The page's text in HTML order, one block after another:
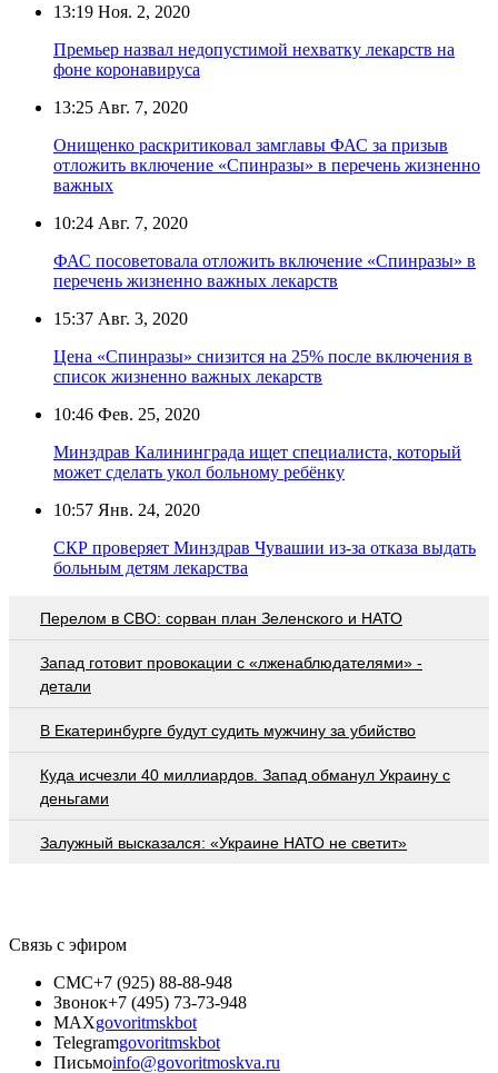
13:19 Ноя. 2, 2020
Премьер назвал недопустимой нехватку лекарств на
фоне коронавируса
13:25 Авг. 7, 2020
Онищенко раскритиковал замглавы ФАС за призыв
отложить включение «Спинразы» в перечень жизненно
важных
10:24 Авг. 7, 2020
ФАС посоветовала отложить включение «Спинразы» в
перечень жизненно важных лекарств
15:37 Авг. 3, 2020
Цена «Спинразы» снизится на 25% после включения в
список жизненно важных лекарств
10:46 Фев. 25, 2020
Минздрав Калининграда ищет специалиста, который
может сделать укол больному ребёнку
10:57 Янв. 24, 2020
СКР проверяет Минздрав Чувашии из-за отказа выдать
больным детям лекарства
Перелом в СВО: сорван план Зеленского и НАТО
Запад готовит провокации с «лженаблюдателями» -
детали
В Екатеринбурге будут судить мужчину за убийство
Куда исчезли 40 миллиардов. Запад обманул Украину с
деньгами
Залужный высказался: «Украине НАТО не светит»
Связь с эфиром
СМС+7 (925) 88-88-948
Звонок+7 (495) 73-73-948
MAXgovoritmskbot
Telegramgovoritmskbot
Письмоinfo@govoritmoskva.ru